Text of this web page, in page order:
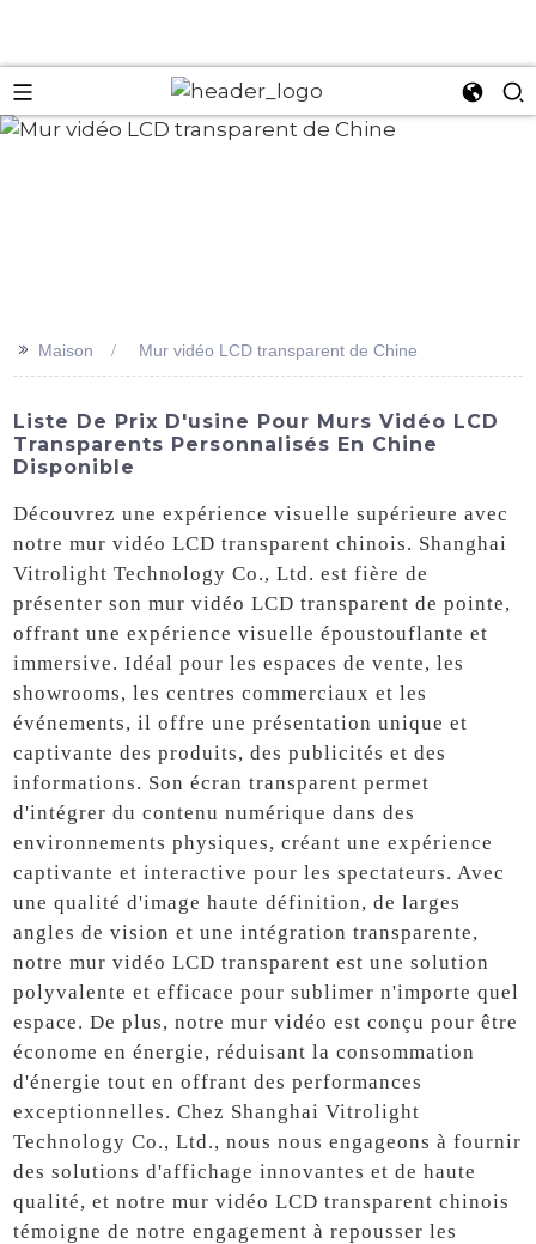
>> Maison Mur vidéo LCD transparent de Chine
Liste De Prix D'usine Pour Murs Vidéo LCD
Transparents Personnalisés En Chine
Disponible
Découvrez une expérience visuelle supérieure avec
notre mur vidéo LCD transparent chinois. Shanghai
Vitrolight Technology Co., Ltd. est fière de
présenter son mur vidéo LCD transparent de pointe,
offrant une expérience visuelle époustouflante et
immersive. Idéal pour les espaces de vente, les
showrooms, les centres commerciaux et les
événements, il offre une présentation unique et
captivante des produits, des publicités et des
informations. Son écran transparent permet
d'intégrer du contenu numérique dans des
environnements physiques, créant une expérience
captivante et interactive pour les spectateurs. Avec
une qualité d'image haute définition, de larges
angles de vision et une intégration transparente,
notre mur vidéo LCD transparent est une solution
polyvalente et efficace pour sublimer n'importe quel
espace. De plus, notre mur vidéo est conçu pour être
économe en énergie, réduisant la consommation
d'énergie tout en offrant des performances
exceptionnelles. Chez Shanghai Vitrolight
Technology Co., Ltd., nous nous engageons à fournir
des solutions d'affichage innovantes et de haute
qualité, et notre mur vidéo LCD transparent chinois
témoigne de notre engagement à repousser les